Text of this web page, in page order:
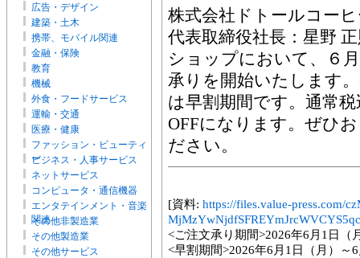
広告・デザイン
建築・土木
携帯、モバイル関連
金融・保険
教育
機械
外食・フードサービス
運輸・交通
医療・健康
ファッション・ビューティ
ー
ビジネス・人事サービス
ネットサービス
コンピュータ・通信機器
エンタテインメント・音楽
関連
その他非製造業
その他製造業
その他サービス
株式会社ドトールコー
代表取締役社長：星野
ショップにおいて、６
承りを開始いたします
は早割期間です。通常
OFFになります。ぜひ
ださい。
[資料: https://files.value-press.com/
<ご注文承り期間>2026年6月1日（
<早割期間>2026年6月1日（月）～